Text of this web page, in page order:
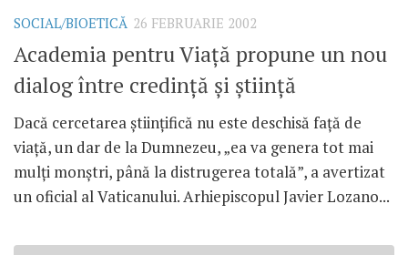
SOCIAL/BIOETICĂ 26 FEBRUARIE 2002
Academia pentru Viaţă propune un nou
dialog între credinţă şi ştiinţă
Dacă cercetarea ştiinţifică nu este deschisă faţă de
viaţă, un dar de la Dumnezeu, „ea va genera tot mai
mulţi monştri, până la distrugerea totală”, a avertizat
un oficial al Vaticanului. Arhiepiscopul Javier Lozano...